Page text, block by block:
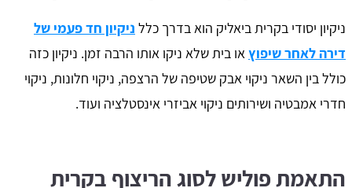
ניקיון יסודי בקרית ביאליק הוא בדרך כלל ניקיון חד פעמי של
דירה לאחר שיפוץאו בית שלא ניקו אותו הרבה זמן. ניקיון כזה
כולל בין השאר ניקוי אבק שטיפה של הרצפה, ניקוי חלונות, ניקוי
חדרי אמבטיה ושירותים ניקוי אביזרי אינסטלציה ועוד.
התאמת פוליש לסוג הריצוף בקרית